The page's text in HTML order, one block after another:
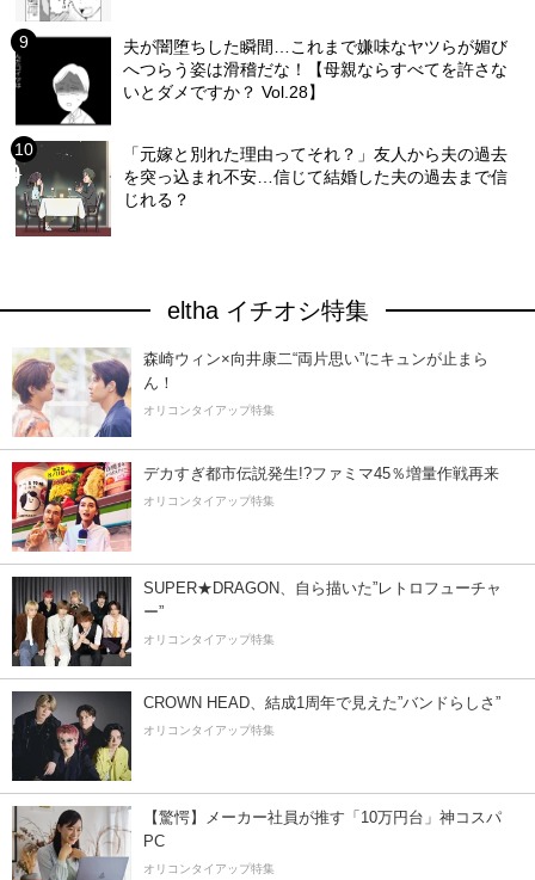
夫が闇堕ちした瞬間…これまで嫌味なヤツらが媚び
へつらう姿は滑稽だな！【母親ならすべてを許さな
いとダメですか？ Vol.28】
「元嫁と別れた理由ってそれ？」友人から夫の過去
を突っ込まれ不安…信じて結婚した夫の過去まで信
じれる？
eltha イチオシ特集
森崎ウィン×向井康二“両片思い”にキュンが止まら
ん！
オリコンタイアップ特集
デカすぎ都市伝説発生!?ファミマ45％増量作戦再来
オリコンタイアップ特集
SUPER★DRAGON、自ら描いた”レトロフューチャ
ー”
オリコンタイアップ特集
CROWN HEAD、結成1周年で見えた”バンドらしさ”
オリコンタイアップ特集
【驚愕】メーカー社員が推す「10万円台」神コスパ
PC
オリコンタイアップ特集